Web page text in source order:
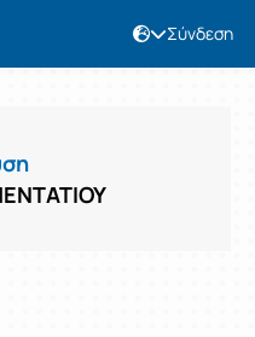
Σύνδεση